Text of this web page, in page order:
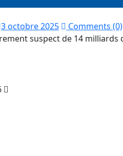
3 octobre 2025 Comments (0)